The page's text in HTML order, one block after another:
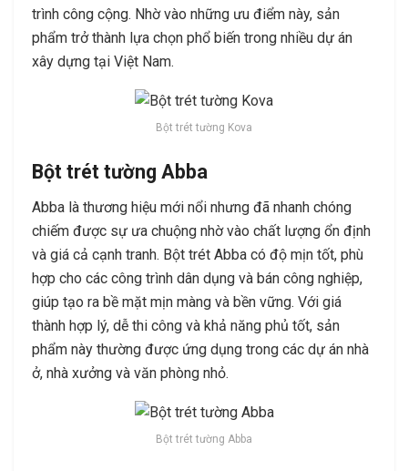
trình công cộng. Nhờ vào những ưu điểm này, sản
phẩm trở thành lựa chọn phổ biến trong nhiều dự án
xây dựng tại Việt Nam.
Bột trét tường Kova
Bột trét tường Abba
Abba là thương hiệu mới nổi nhưng đã nhanh chóng
chiếm được sự ưa chuộng nhờ vào chất lượng ổn định
và giá cả cạnh tranh. Bột trét Abba có độ mịn tốt, phù
hợp cho các công trình dân dụng và bán công nghiệp,
giúp tạo ra bề mặt mịn màng và bền vững. Với giá
thành hợp lý, dễ thi công và khả năng phủ tốt, sản
phẩm này thường được ứng dụng trong các dự án nhà
ở, nhà xưởng và văn phòng nhỏ.
Bột trét tường Abba